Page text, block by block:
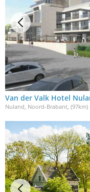
Van der Valk Hotel
Nuland, Noord-Brabant , (97km)